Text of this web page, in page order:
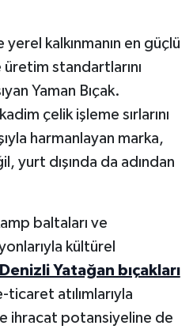
kalkınmanın en güçlü
standartlarını
Yaman Bıçak.
çelik işleme sırlarını
harmanlayan marka,
yurt dışında da adından
baltaları ve
kültürel
Denizli Yatağan bıçakları
ticaret atılımlarıyla
ihracat potansiyeline de